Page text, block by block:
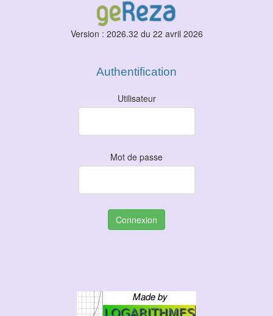
Version : 2026.32 du 22 avril 2026
Authentification
Utilisateur
Mot de passe
Connexion